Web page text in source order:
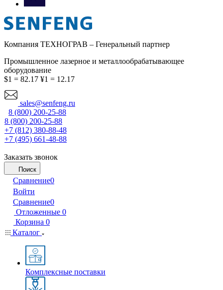
Компания ТЕХНОГРАВ – Генеральный партнер
Промышленное лазерное и металлообрабатывающее
оборудование
$1 = 82.17 ¥1 = 12.17
sales@senfeng.ru
8 (800) 200-25-88
8 (800) 200-25-88
+7 (812) 380-88-48
+7 (495) 661-48-88
Заказать звонок
Поиск
Сравнение0
Войти
Сравнение0
Отложенные 0
Корзина 0
Каталог
Комплексные поставки